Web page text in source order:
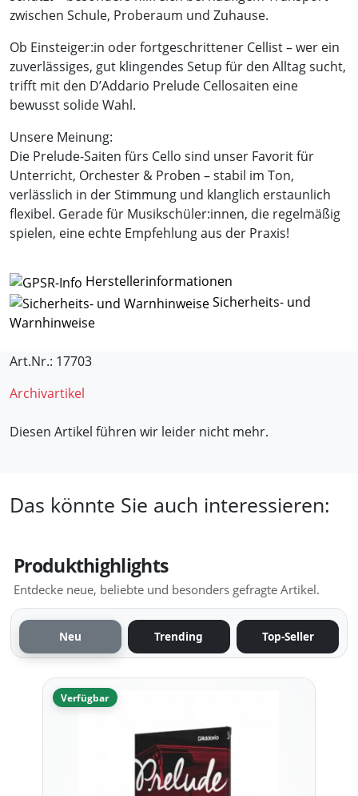
zwischen Schule, Proberaum und Zuhause.
Ob Einsteiger:in oder fortgeschrittener Cellist – wer ein
zuverlässiges, gut klingendes Setup für den Alltag sucht,
trifft mit den D’Addario Prelude Cellosaiten eine
bewusst solide Wahl.
Unsere Meinung:
Die Prelude-Saiten fürs Cello sind unser Favorit für
Unterricht, Orchester & Proben – stabil im Ton,
verlässlich in der Stimmung und klanglich erstaunlich
flexibel. Gerade für Musikschüler:innen, die regelmäßig
spielen, eine echte Empfehlung aus der Praxis!
Herstellerinformationen
Sicherheits- und
Warnhinweise
Art.Nr.: 17703
Archivartikel
Diesen Artikel führen wir leider nicht mehr.
Das könnte Sie auch interessieren:
Produkthighlights
Entdecke neue, beliebte und besonders gefragte Artikel.
Neu Trending Top-Seller
Verfügbar